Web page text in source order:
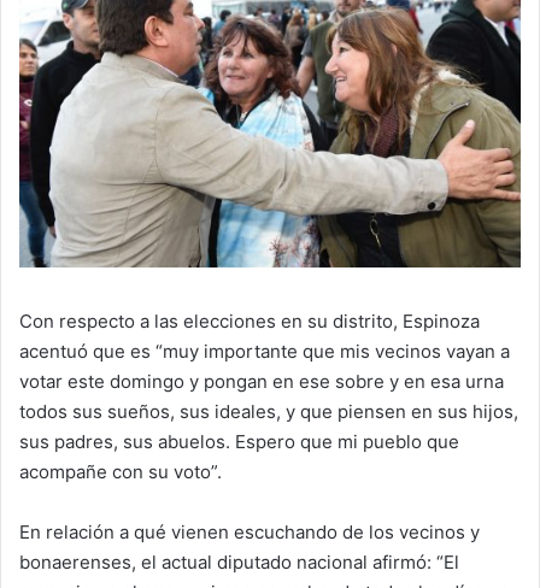
Con respecto a las elecciones en su distrito, Espinoza
acentuó que es “muy importante que mis vecinos vayan a
votar este domingo y pongan en ese sobre y en esa urna
todos sus sueños, sus ideales, y que piensen en sus hijos,
sus padres, sus abuelos. Espero que mi pueblo que
acompañe con su voto”.
En relación a qué vienen escuchando de los vecinos y
bonaerenses, el actual diputado nacional afirmó: “El